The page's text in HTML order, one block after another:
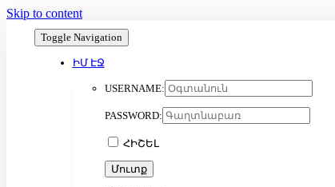
Skip to content
Toggle Navigation
ԻՄ ԷՋ
USERNAME:
PASSWORD:
ՀԻՇԵԼ